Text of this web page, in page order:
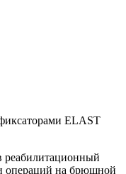
ELAST
реабилитационный
операций на брюшной